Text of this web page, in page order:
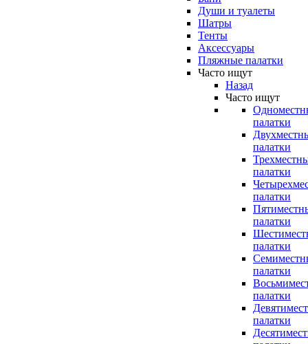
Души и туалеты
Шатры
Тенты
Аксессуары
Пляжные палатки
Часто ищут
Назад
Часто ищут
палатки
палатки
палатки
палатки
палатки
палатки
палатки
палатки
палатки